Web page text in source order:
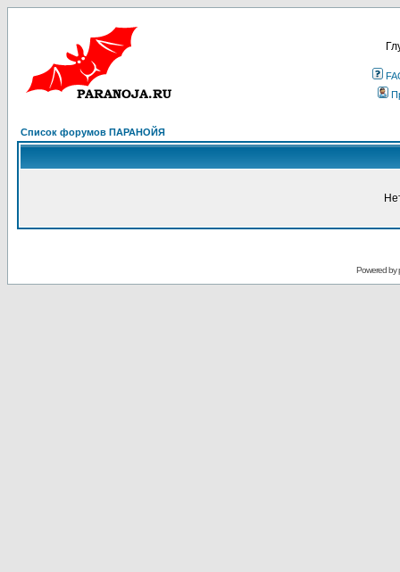
Список форумов ПАРАНОЙЯ
Powered by